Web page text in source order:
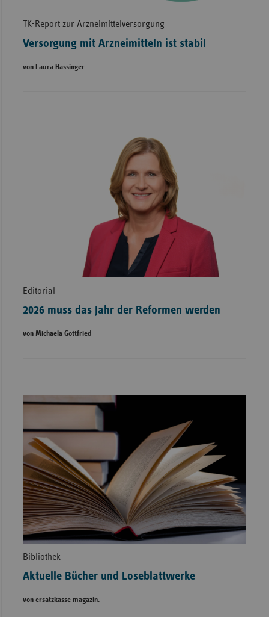
TK-Report zur Arzneimittelversorgung
Versorgung mit Arzneimitteln ist stabil
von Laura Hassinger
Editorial
2026 muss das Jahr der Reformen werden
von Michaela Gottfried
Bibliothek
Aktuelle Bücher und Loseblattwerke
von ersatzkasse magazin.